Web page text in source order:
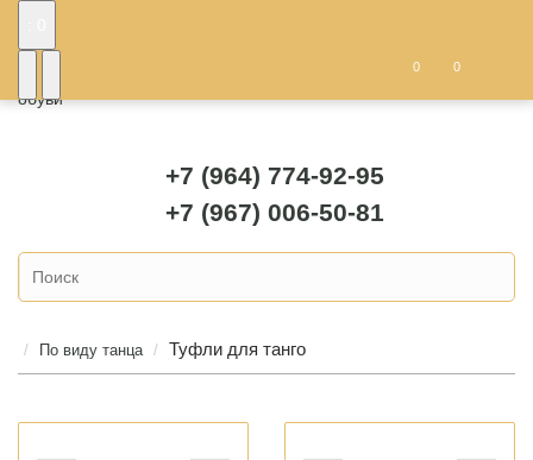
0 0
+7 (964) 774-92-95
+7 (967) 006-50-81
По виду танца Туфли для танго